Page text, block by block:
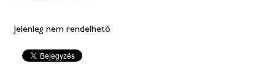
Jelenleg nem rendelhető